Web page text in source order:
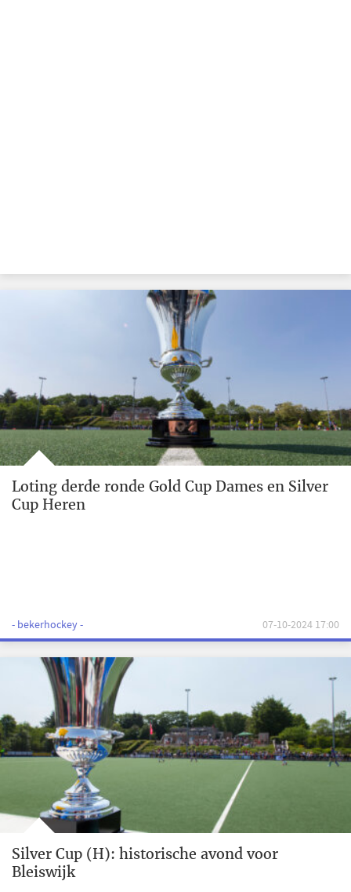
Loting derde ronde Gold Cup Dames en Silver
Cup Heren
- bekerhockey - 07-10-2024 17:00
Silver Cup (H): historische avond voor
Bleiswijk